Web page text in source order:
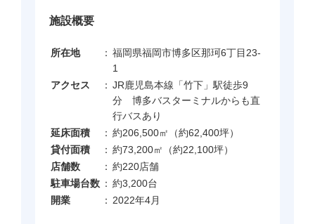
施設概要
所在地 ： 福岡県福岡市博多区那珂6丁目23-
1
アクセス
： JR鹿児島本線「竹下」駅徒歩9
分 博多バスターミナルからも直
行バスあり
延床面積
： 約206,500㎡（約62,400坪）
貸付面積
： 約73,200㎡（約22,100坪）
店舗数
： 約220店舗
駐車場台数 ： 約3,200台
開業
： 2022年4月